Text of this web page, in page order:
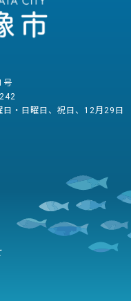
号
・日曜日、祝日、12月29日